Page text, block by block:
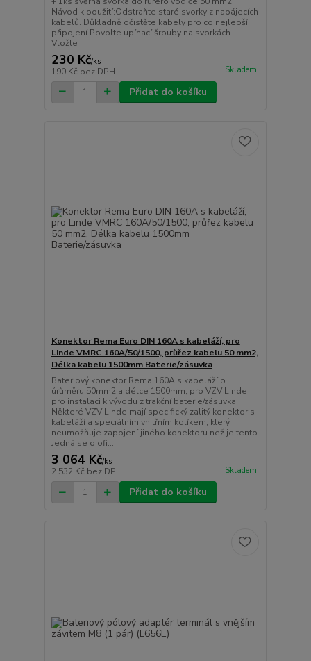
Návod k použití:Odstraňte staré svorky z napájecích
kabelů. Důkladně očistěte kabely pro co nejlepší
připojení.Povolte upínací šrouby na svorkách.
Vložte ...
230 Kč/ks
190 Kč bez DPH Skladem
Přidat do košíku
Konektor Rema Euro DIN 160A s kabeláží, pro
Linde VMRC 160A/50/1500, průřez kabelu 50 mm2,
Délka kabelu 1500mm Baterie/zásuvka
Bateriový konektor Rema 160A s kabeláží o
úrůměru 50mm2 a délce 1500mm, pro VZV Linde
pro instalaci k vývodu z trakční baterie/zásuvka.
Některé VZV Linde mají specifický zalitý konektor s
kabeláží a speciálním vnitřním kolíkem, který
neumožňuje zapojení jiného konektoru než je tento.
Jedná se o ofi...
3 064 Kč/ks
2 532 Kč bez DPH Skladem
Přidat do košíku